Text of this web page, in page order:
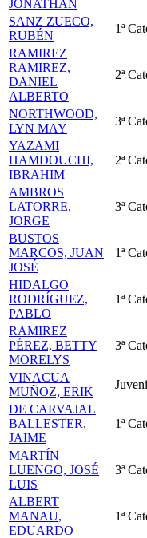
JONATHAN
SANZ ZUECO,
RUBÉN
1ª
RAMIREZ
RAMIREZ,
DANIEL
ALBERTO
2ª
NORTHWOOD,
LYN MAY
3ª
YAZAMI
HAMDOUCHI,
IBRAHIM
2ª
AMBROS
LATORRE,
JORGE
3ª
BUSTOS
MARCOS, JUAN
JOSÉ
1ª
HIDALGO
RODRÍGUEZ,
PABLO
1ª
RAMIREZ
PÉREZ, BETTY
MORELYS
3ª
VINACUA
MUÑOZ, ERIK
DE CARVAJAL
BALLESTER,
JAIME
1ª
MARTÍN
LUENGO, JOSÉ
LUIS
3ª
ALBERT
MANAU,
EDUARDO
1ª